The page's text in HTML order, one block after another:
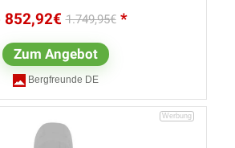
852,92€ 1.749,95€
Zum Angebot
Bergfreunde DE